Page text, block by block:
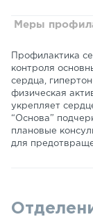
Меры
Профилактика
контроля
сердца,
физическая
укрепляет
“Основа”
плановые
для